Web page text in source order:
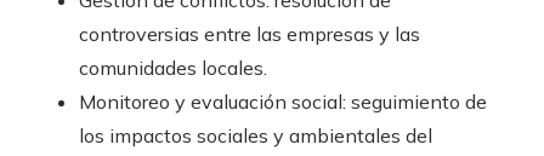
controversias entre las empresas y las
comunidades locales.
Monitoreo y evaluación social: seguimiento de
los impactos sociales y ambientales del